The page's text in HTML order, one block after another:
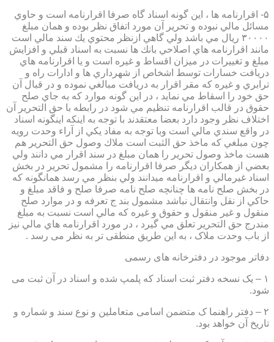
۵- اقرارنامه ها ، اين گونه اسناد گاه صرفا اقرارنامه است و حاوي
مسائل مالي نبوده و تحرير آن مورد اتفاق نظر بوده و همان مبلغ
۳۰۰۰۰ ريال مي باشد ولي گاهي ازنظر محتوي يك سند مالي است
مانند اقرارنامه هاي اصلاحي بانك ها نسبت به اسناد قبلي و افزايش
مبلغ و تغييرات در ميزان اقساط و غيره است و يا اقرارنامه هاي
دريافت خسارات توسط اشخاص از شهرداري ها و ادارات راه و
ترابري و غيره كه مقر اقرار به دريافت مبالغي نموده و در قبال آن
حق خود را اسقاط مي نمايد ، در اين گونه موارد كه به جاي صلح
حقوق در قالب اقرارنامه تنظيم مي شود در رابطه با حق التحرير آن
اختلاف نظر وجود دارد بعضا معتقدند با توجه به اينكه اينگونه اسناد
در واقع سندي مالي است وبا توجه به مفاد يكي از آراء وحدت رويه
چون مبلغي كه ماخذ حق الثبت است ملاك وصول حق التحرير هم
هست ماخذ وصول تحرير را همان مبلغ در سند اقرار مي دانند ولي
بعضي از همكاران ديگر صرفا اقرارنامه را مشمول تحرير در بخش
اسناد غيرمالي و اقرارنامه ميدانند ولي بنظر مي رسد همانگونه كه
در بخش صلح نامه ها چنانچه صلح نامه صرفا صلح و فاقد مبلغ و
حاكي از نقل وانتقال نباشد مشمول بند ج تعرفه و در موارد صلح
منقول و غير منقول و حقوق و غيره كه مالي است نسبت به مبلغ
مندرج حق التحرير تعلق مي گيرد ، در مورد اقرارنامه هاي مالي نيز
از باب وحدت ملاک ، به این طریق منطقی تر به نظر می رسد .
دفاتر موجود در دفترخانه های رسمی
۱ – یک نسخه دفتر ثبت اسناد که پلمپ شده و اسناد در آن ثبت می
شود.
۲ – دفتر راهنما ک متضمن اسامی متعاملین و نوع سند و شماره و
تاریخ آن خواهد بود.